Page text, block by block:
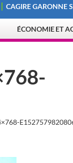
CAGIRE GARONNE
ÉCONOMIE ET